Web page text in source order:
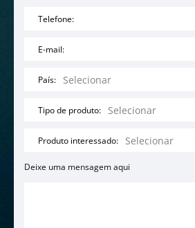
Telefone:
E-mail:
País:
Tipo de produto:
Produto interessado:
Deixe uma mensagem aqui